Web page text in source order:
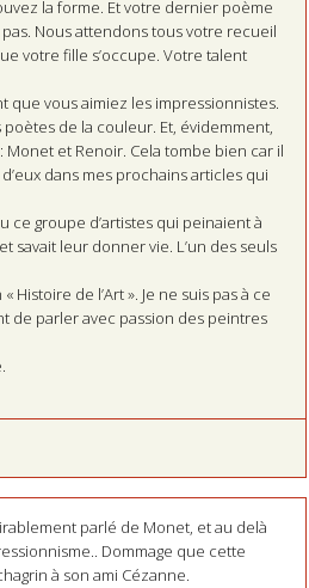
la forme. Et votre dernier poème
Nous attendons tous votre recueil
votre fille s’occupe. Votre talent
que vous aimiez les impressionnistes.
poètes de la couleur. Et, évidemment,
Monet et Renoir. Cela tombe bien car il
dans mes prochains articles qui
ce groupe d’artistes qui peinaient à
savait leur donner vie. L’un des seuls
Histoire de l’Art ». Je ne suis pas à ce
de parler avec passion des peintres
parlé de Monet, et au delà
Dommage que cette
à son ami Cézanne.